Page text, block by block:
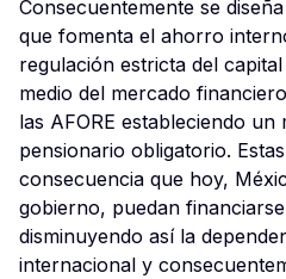
Consecuentemente se
que fomenta el ahorro
regulación estricta del
medio del mercado
las AFORE estableciendo
pensionario obligatorio.
consecuencia que hoy,
gobierno, puedan
disminuyendo así la
internacional y